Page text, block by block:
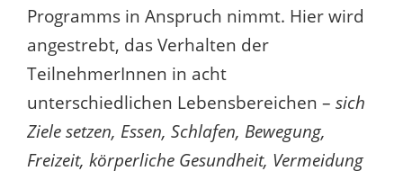
Programms in Anspruch nimmt. Hier wird
angestrebt, das Verhalten der
TeilnehmerInnen in acht
unterschiedlichen Lebensbereichen – sich
Ziele setzen, Essen, Schlafen, Bewegung,
Freizeit, körperliche Gesundheit, Vermeidung